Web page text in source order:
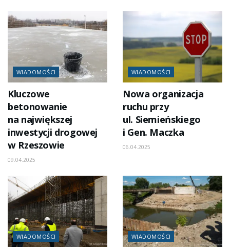
WIADOMOŚCI
Kluczowe
betonowanie
na największej
inwestycji drogowej
w Rzeszowie
09.04.2025
WIADOMOŚCI
Nowa organizacja
ruchu przy
ul. Siemieńskiego
i Gen. Maczka
06.04.2025
WIADOMOŚCI WIADOMOŚCI